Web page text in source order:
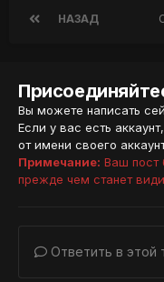
НАЗАД
Вы можете написать
Если у вас есть аккаунт,
от имени своего
Примечание: Ваш пост
прежде чем станет
Ответить в этой